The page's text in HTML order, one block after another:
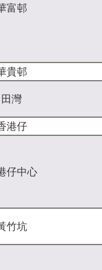
富邨
貴邨
田灣
港仔
仔中心
竹坑